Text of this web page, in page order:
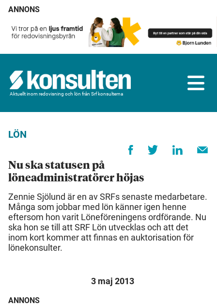
ANNONS
Aktuellt inom redovisning och lön från Srf konsulterna
LÖN
Nu ska statusen på
löneadministratörer höjas
Zennie Sjölund är en av SRFs senaste medarbetare.
Många som jobbar med lön känner igen henne
eftersom hon varit Löneföreningens ordförande. Nu
ska hon se till att SRF Lön utvecklas och att det
inom kort kommer att finnas en auktorisation för
lönekonsulter.
3 maj 2013
ANNONS